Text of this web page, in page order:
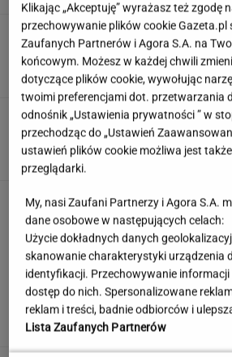
Ten quiz geograficzny
Dopasuj miasto do
"Mam nadzieję, że
latach wywołał burzę
To nie droga na skróty.
naprawdę wygląda
MATERIAŁ PROMOCYJNY
medyków". Szybko
SUBSKRYPCJA
Klikając „Akceptuję” wyrażasz też zgodę
przechowywanie plików cookie Gazeta.pl
Zaufanych Partnerów i Agora S.A. na
końcowym. Możesz w każdej chwili
dotyczące plików cookie, wywołując
twoimi preferencjami dot. przetwarzania
odnośnik „Ustawienia prywatności ” w
przechodząc do „Ustawień
ustawień plików cookie możliwa jest
przeglądarki.
My, nasi Zaufani Partnerzy i Agora S.A.
dane osobowe w następujących celach:
Użycie dokładnych danych
skanowanie charakterystyki urządzenia
identyfikacji. Przechowywanie
dostęp do nich. Spersonalizowane
reklam i treści, badnie odbiorców i
Lista Zaufanych Partnerów